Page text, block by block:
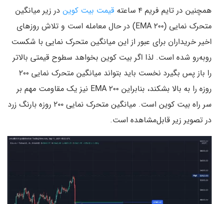
همچنین در تایم فریم ۴ ساعته
قیمت بیت کوین در زیر میانگین
متحرک نمایی (۲۰۰ EMA) در حال معامله است و تلاش روزهای
اخیر خریداران برای عبور از این میانگین متحرک نمایی با شکست
روبه‌رو شده است. لذا اگر بیت کوین بخواهد سطوح قیمتی بالاتر
را باز پس بگیرد نخست باید بتواند میانگین متحرک نمایی ۲۰۰
روزه را به بالا بشکند، بنابراین EMA ۲۰۰ نیز یک مقاومت مهم بر
سر راه بیت کوین است. میانگین متحرک نمایی ۲۰۰ روزه بارنگ زرد
در تصویر زیر قابل‌مشاهده است.